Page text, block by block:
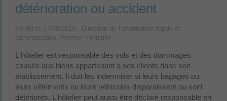
détérioration ou accident
Vérifié le 17/09/2019 - Direction de l'information légale et
administrative (Premier ministre)
L'hôtelier est responsable des vols et des dommages
causés aux biens appartenant à ses clients dans son
établissement. Il doit les indemniser si leurs bagages ou
leurs vêtements ou leurs véhicules disparaissent ou sont
détériorés. L'hôtelier peut aussi être déclaré responsable en